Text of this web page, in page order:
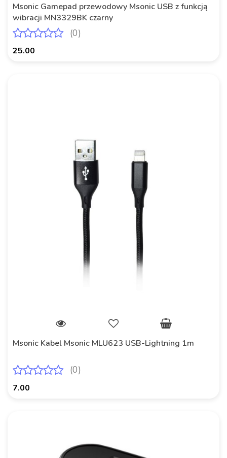
Msonic Gamepad przewodowy Msonic USB z funkcją
wibracji MN3329BK czarny
(0)
25.00
Msonic Kabel Msonic MLU623 USB-Lightning 1m
(0)
7.00